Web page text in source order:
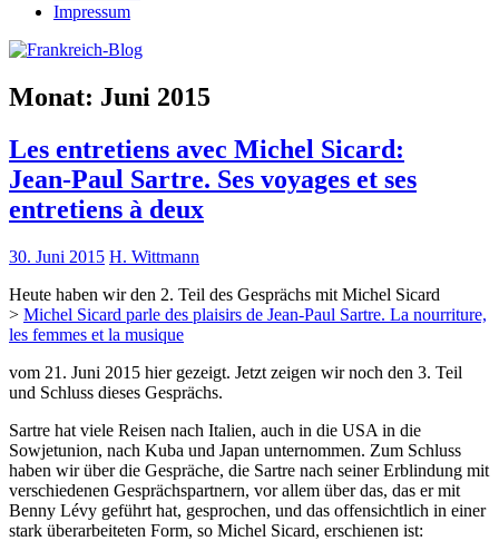
Impressum
Monat: Juni 2015
Les entretiens avec Michel Sicard:
Jean-Paul Sartre. Ses voyages et ses
entretiens à deux
30. Juni 2015 H. Wittmann
Heute haben wir den 2. Teil des Gesprächs mit Michel Sicard
> Michel Sicard parle des plaisirs de Jean-Paul Sartre. La nourriture,
les femmes et la musique
vom 21. Juni 2015 hier gezeigt. Jetzt zeigen wir noch den 3. Teil
und Schluss dieses Gesprächs.
Sartre hat viele Reisen nach Italien, auch in die USA in die
Sowjetunion, nach Kuba und Japan unternommen. Zum Schluss
haben wir über die Gespräche, die Sartre nach seiner Erblindung mit
verschiedenen Gesprächspartnern, vor allem über das, das er mit
Benny Lévy geführt hat, gesprochen, und das offensichtlich in einer
stark überarbeiteten Form, so Michel Sicard, erschienen ist: